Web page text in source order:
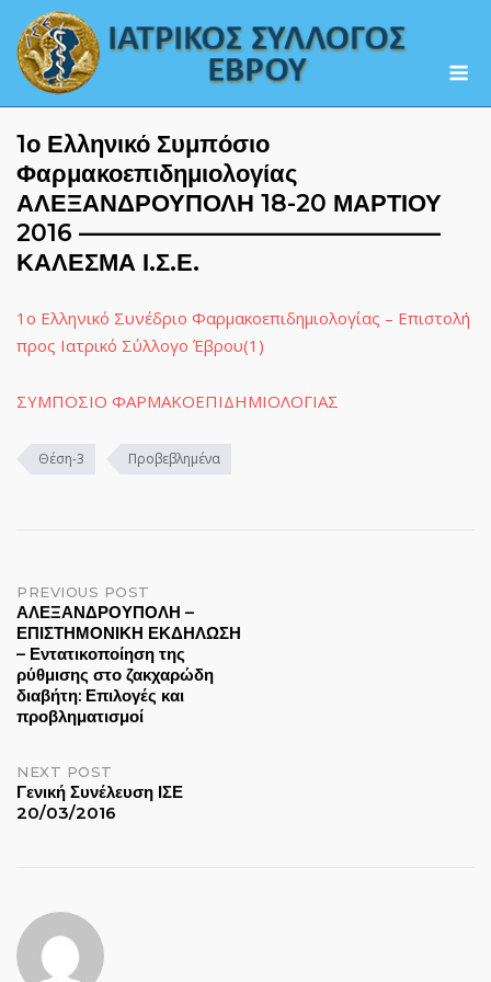
content
1ο Ελληνικό Συμπόσιο
Φαρμακοεπιδημιολογίας
ΑΛΕΞΑΝΔΡΟΥΠΟΛΗ 18-20 ΜΑΡΤΙΟΥ
2016 ———————————————
ΚΑΛΕΣΜΑ Ι.Σ.Ε.
1ο Ελληνικό Συνέδριο Φαρμακοεπιδημιολογίας – Επιστολή
προς Ιατρικό Σύλλογο Έβρου(1)
ΣΥΜΠΟΣΙΟ ΦΑΡΜΑΚΟΕΠΙΔΗΜΙΟΛΟΓΙΑΣ
Θέση-3 Προβεβλημένα
Post
navigation
PREVIOUS POST
ΑΛΕΞΑΝΔΡΟΥΠΟΛΗ –
ΕΠΙΣΤΗΜΟΝΙΚΗ ΕΚΔΗΛΩΣΗ
– Εντατικοποίηση της
ρύθμισης στο ζακχαρώδη
διαβήτη: Επιλογές και
προβληματισμοί
NEXT POST
Γενική Συνέλευση ΙΣΕ
20/03/2016